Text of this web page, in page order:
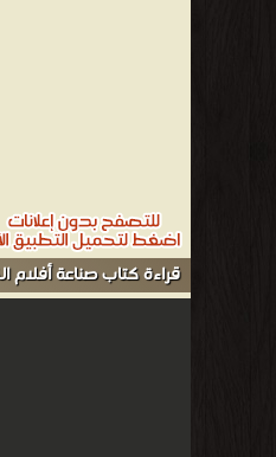
قراءة كتاب صناعة أفلام